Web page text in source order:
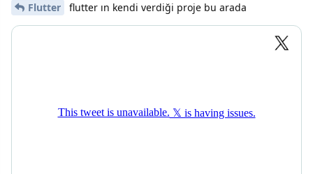
Flutter flutter ın kendi verdiği proje bu arada